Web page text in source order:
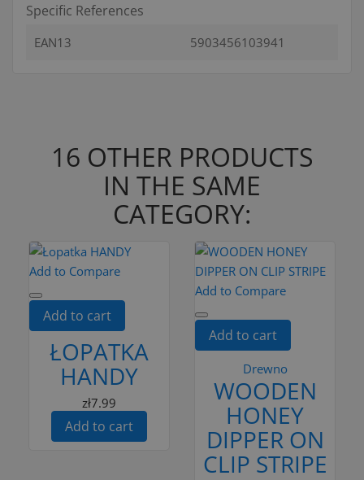
Specific References
EAN13 5903456103941
16 OTHER PRODUCTS
IN THE SAME
CATEGORY:
Add to Compare
Add to cart
ŁOPATKA
HANDY
zł7.99
Add to cart
Add to Compare
Add to cart
Drewno
WOODEN
HONEY
DIPPER ON
CLIP STRIPE